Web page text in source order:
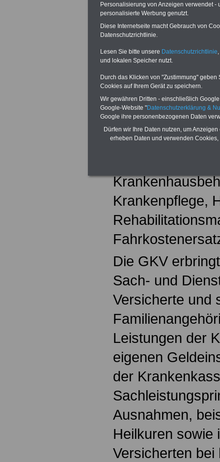
Maß des
Sie umfassen
Maßnahmen
Gesundheit, zur
Früherkennung
ärztliche und
Versorgung mit
Hilfsmitteln,
Krankenpflege,
Die GKV
Sach- und
Versicherte und
Leistungen der
eigenen
der
Ausnahmen,
Heilkuren sowie
Versicherten bei
Personalisierung von Anzeigen verwendet
personalisierte Werbung genutzt.
Diese Internetseite macht Gebrauch von
Datenschutzrichtlinie.
Lesen Sie bitte unsere Datenschutzrichtlinie
und lokalen Speicher nutzt.
Durch das Klicken von "Zustimmung"
Cookies auf Ihrem Gerät zu speichern.
Wir gewähren Dritten - einschließlich
Google-Website "Datenschutzerklärung &
Google ihre personenbezogenen Daten
Dürfen wir Ihre Daten nutzen, um
erheben Daten und verwenden